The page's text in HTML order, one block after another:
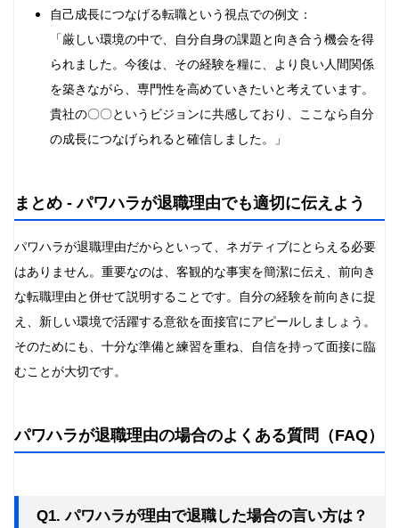
自己成長につなげる転職という視点での例文：
「厳しい環境の中で、自分自身の課題と向き合う機会を得
られました。今後は、その経験を糧に、より良い人間関係
を築きながら、専門性を高めていきたいと考えています。
貴社の〇〇というビジョンに共感しており、ここなら自分
の成長につなげられると確信しました。」
まとめ - パワハラが退職理由でも適切に伝えよう
パワハラが退職理由だからといって、ネガティブにとらえる必要
はありません。重要なのは、客観的な事実を簡潔に伝え、前向き
な転職理由と併せて説明することです。自分の経験を前向きに捉
え、新しい環境で活躍する意欲を面接官にアピールしましょう。
そのためにも、十分な準備と練習を重ね、自信を持って面接に臨
むことが大切です。
パワハラが退職理由の場合のよくある質問（FAQ）
Q1. パワハラが理由で退職した場合の言い方は？